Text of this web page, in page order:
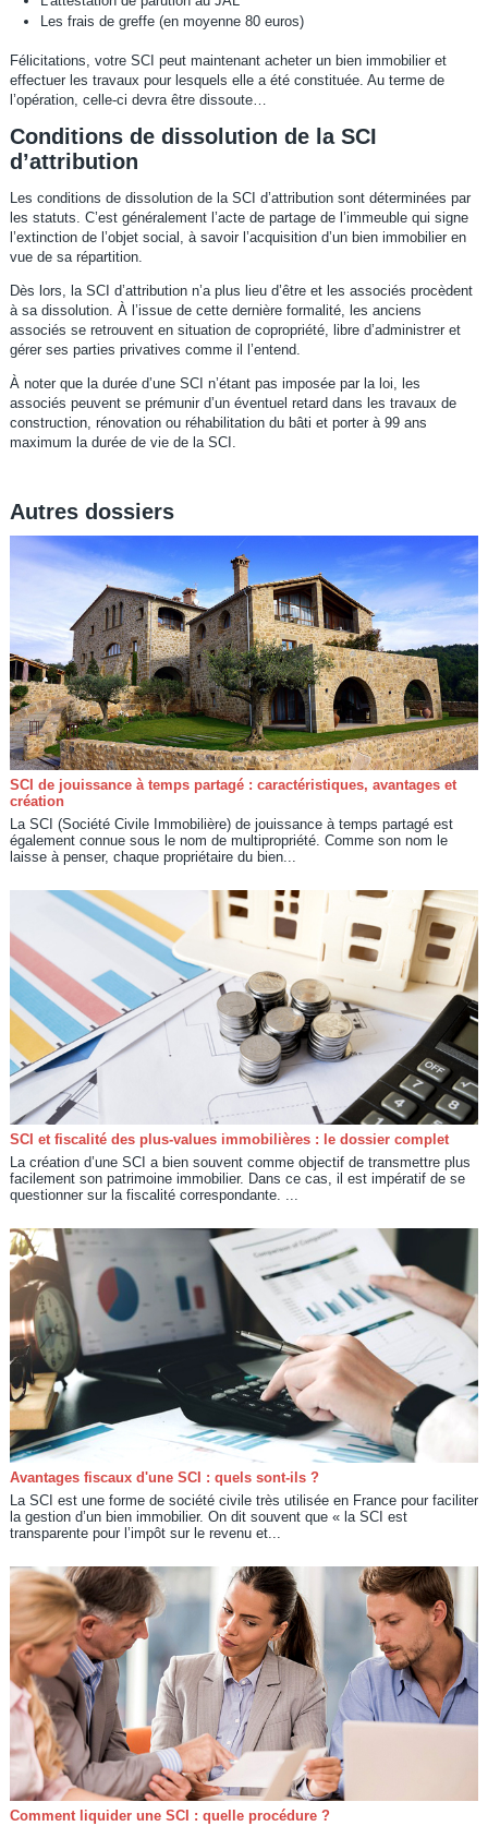
Les frais de greffe (en moyenne 80 euros)
Félicitations, votre SCI peut maintenant acheter un bien immobilier et
effectuer les travaux pour lesquels elle a été constituée. Au terme de
l’opération, celle-ci devra être dissoute…
Conditions de dissolution de la SCI
d’attribution
Les conditions de dissolution de la SCI d’attribution sont déterminées par
les statuts. C’est généralement l’acte de partage de l’immeuble qui signe
l’extinction de l’objet social, à savoir l’acquisition d’un bien immobilier en
vue de sa répartition.
Dès lors, la SCI d’attribution n’a plus lieu d’être et les associés procèdent
à sa dissolution. À l’issue de cette dernière formalité, les anciens
associés se retrouvent en situation de copropriété, libre d’administrer et
gérer ses parties privatives comme il l’entend.
À noter que la durée d’une SCI n’étant pas imposée par la loi, les
associés peuvent se prémunir d’un éventuel retard dans les travaux de
construction, rénovation ou réhabilitation du bâti et porter à 99 ans
maximum la durée de vie de la SCI.
Autres dossiers
SCI de jouissance à temps partagé : caractéristiques, avantages et
création
La SCI (Société Civile Immobilière) de jouissance à temps partagé est
également connue sous le nom de multipropriété. Comme son nom le
laisse à penser, chaque propriétaire du bien...
SCI et fiscalité des plus-values immobilières : le dossier complet
La création d’une SCI a bien souvent comme objectif de transmettre plus
facilement son patrimoine immobilier. Dans ce cas, il est impératif de se
questionner sur la fiscalité correspondante. ...
Avantages fiscaux d'une SCI : quels sont-ils ?
La SCI est une forme de société civile très utilisée en France pour faciliter
la gestion d’un bien immobilier. On dit souvent que « la SCI est
transparente pour l’impôt sur le revenu et...
Comment liquider une SCI : quelle procédure ?